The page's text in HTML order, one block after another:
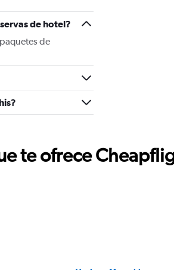
de hotel?
de
te ofrece